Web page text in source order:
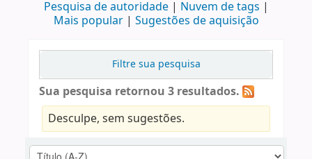
Pesquisa de autoridade
Nuvem de tags
Mais popular
Sugestões de aquisição
Filtre sua pesquisa
Sua pesquisa retornou 3 resultados.
Desculpe, sem sugestões.